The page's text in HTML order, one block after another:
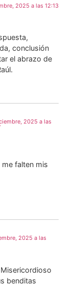
2025 a las 12:13
conclusión
el abrazo de
2025 a las
falten mis
2025 a las
benditas